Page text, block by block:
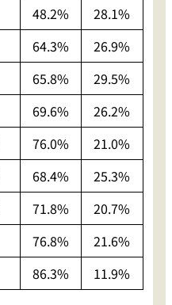
48.2%
28.1%
64.3%
26.9%
65.8%
29.5%
69.6%
26.2%
76.0%
21.0%
68.4%
25.3%
71.8%
20.7%
76.8%
21.6%
86.3% 11.9%